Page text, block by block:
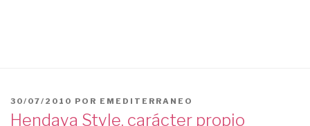
PUBLICADO
EL
30/07/2010 POR EMEDITERRANEO
Hendaya Style, carácter propio